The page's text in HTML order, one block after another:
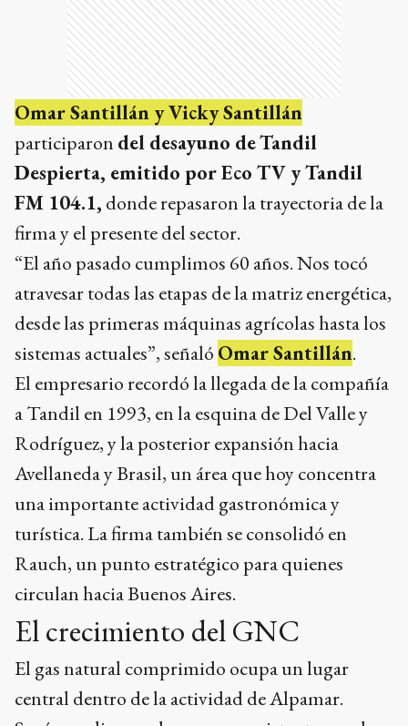
Omar Santillán y Vicky Santillán
participaron del desayuno deTandil
Despierta, emitido por Eco TV y Tandil
FM 104.1, donde repasaron la trayectoria de la
firma y el presente del sector.
“El año pasado cumplimos 60 años. Nos tocó
atravesar todas las etapas de la matriz energética,
desde las primeras máquinas agrícolas hasta los
sistemas actuales”, señaló Omar Santillán.
El empresario recordó la llegada de la compañía
a Tandil en 1993, en la esquina de Del Valle y
Rodríguez, y la posterior expansión hacia
Avellaneda y Brasil, un área que hoy concentra
una importante actividad gastronómica y
turística. La firma también se consolidó en
Rauch, un punto estratégico para quienes
circulan hacia Buenos Aires.
El crecimiento del GNC
El gas natural comprimido ocupa un lugar
central dentro de la actividad de Alpamar.